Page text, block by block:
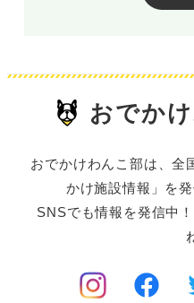
おでか
おでかけわんこ部は、全
かけ施設情報」を
SNSでも情報を発信中